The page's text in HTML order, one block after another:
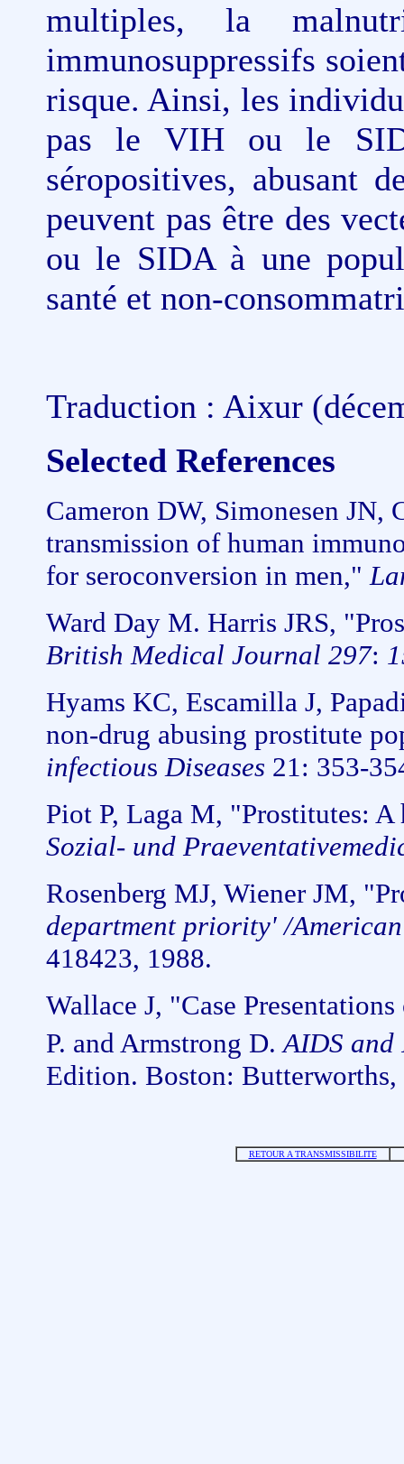
multiples, la
immunosuppressifs
risque. Ainsi, les
pas le VIH ou le
séropositives, abusant
peuvent pas être des
ou le SIDA à une
santé et non-
Traduction : Aixur
Selected References
Cameron DW, Simonesen JN,
transmission of human
for seroconversion in men,"
Ward Day M. Harris JRS,
British Medical Journal 297:
Hyams KC, Escamilla J,
non-drug abusing prostitute
infectious Diseases 21: 353-
Piot P, Laga M, "Prostitutes:
Sozial- und
Rosenberg MJ, Wiener JM,
department priority' /
418423, 1988.
Wallace J, "Case
P. and Armstrong D.AIDS
Edition. Boston:
RETOUR A TRANSMISSIBILITE